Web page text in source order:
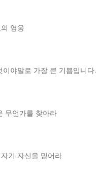
영웅
야말로 가장 큰 기쁨입니다.
무언가를 찾아라
기 자신을 믿어라